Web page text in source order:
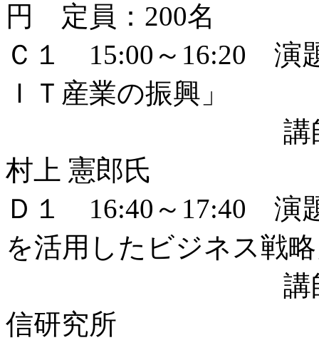
円 定員：200名
Ｃ１ 15:00～16:20 演
ＩＴ産業の振興」
講師：グー
村上 憲郎氏
Ｄ１ 16:40～17:40 演
を活用したビジネス戦
講師：(株)ネ
信研究所